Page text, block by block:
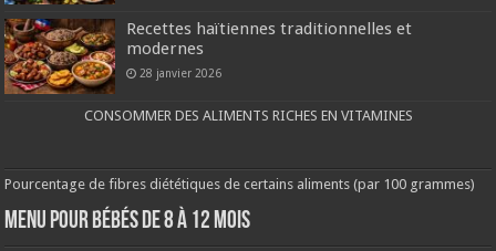
Recettes haïtiennes traditionnelles et
modernes
28 janvier 2026
CONSOMMER DES ALIMENTS RICHES EN VITAMINES
Pourcentage de fibres diététiques de certains aliments (par 100 grammes)
MENU POUR BÉBÉS DE 8 à 12 MOIS